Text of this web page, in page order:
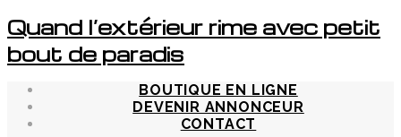
Quand l’extérieur rime avec petit
bout de paradis
BOUTIQUE EN LIGNE
DEVENIR ANNONCEUR
CONTACT